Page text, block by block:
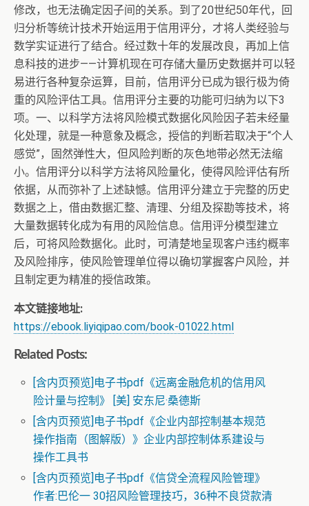
修改，也无法确定因子间的关系。到了20世纪50年代，回
归分析等统计技术开始运用于信用评分，才将人类经验与
数学实证进行了结合。经过数十年的发展改良，再加上信
息科技的进步——计算机现在可存储大量历史数据并可以轻
易进行各种复杂运算，目前，信用评分已成为银行极为倚
重的风险评估工具。信用评分主要的功能可归纳为以下3
项。一、以科学方法将风险模式数据化风险因子若未经量
化处理，就是一种意象及概念，授信的判断若取决于“个人
感觉”，固然弹性大，但风险判断的灰色地带必然无法缩
小。信用评分以科学方法将风险量化，使得风险评估有所
依据，从而弥补了上述缺憾。信用评分建立于完整的历史
数据之上，借由数据汇整、清理、分组及探勘等技术，将
大量数据转化成为有用的风险信息。信用评分模型建立
后，可将风险数据化。此时，可清楚地呈现客户违约概率
及风险排序，使风险管理单位得以确切掌握客户风险，并
且制定更为精准的授信政策。
本文链接地址:
https://ebook.liyiqipao.com/book-01022.html
Related Posts:
[含内页预览]电子书pdf《远离金融危机的信用风
险计量与控制》 [美] 安东尼·桑德斯
[含内页预览]电子书pdf《企业内部控制基本规范
操作指南（图解版）》企业内部控制体系建设与
操作工具书
[含内页预览]电子书pdf《信贷全流程风险管理》
作者:巴伦一 30招风险管理技巧，36种不良贷款清